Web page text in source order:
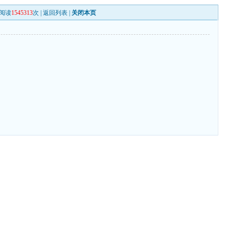
读1545313次 |返回列表 关闭本页